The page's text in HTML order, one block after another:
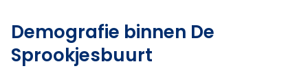
Demografie binnen De
Sprookjesbuurt